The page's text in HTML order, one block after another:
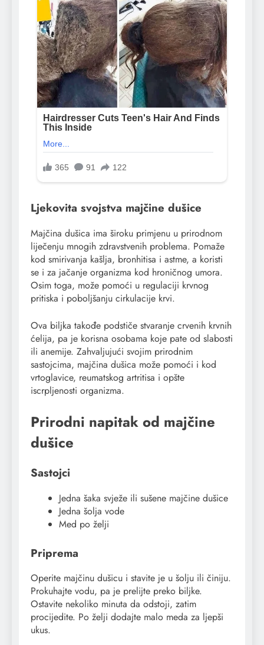
Ljekovita svojstva majčine dušice
Majčina dušica ima široku primjenu u prirodnom
liječenju mnogih zdravstvenih problema. Pomaže
kod smirivanja kašlja, bronhitisa i astme, a koristi
se i za jačanje organizma kod hroničnog umora.
Osim toga, može pomoći u regulaciji krvnog
pritiska i poboljšanju cirkulacije krvi.
Ova biljka takođe podstiče stvaranje crvenih krvnih
ćelija, pa je korisna osobama koje pate od slabosti
ili anemije. Zahvaljujući svojim prirodnim
sastojcima, majčina dušica može pomoći i kod
vrtoglavice, reumatskog artritisa i opšte
iscrpljenosti organizma.
Prirodni napitak od majčine
dušice
Sastojci
Jedna šaka svježe ili sušene majčine dušice
Jedna šolja vode
Med po želji
Priprema
Operite majčinu dušicu i stavite je u šolju ili činiju.
Prokuhajte vodu, pa je prelijte preko biljke.
Ostavite nekoliko minuta da odstoji, zatim
procijedite. Po želji dodajte malo meda za ljepši
ukus.